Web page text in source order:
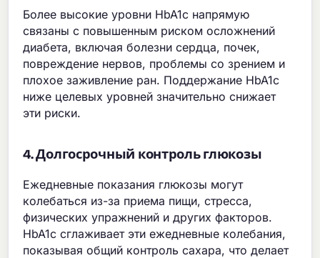
Более высокие уровни HbA1c напрямую
связаны с повышенным риском осложнений
диабета, включая болезни сердца, почек,
повреждение нервов, проблемы со зрением и
плохое заживление ран. Поддержание HbA1c
ниже целевых уровней значительно снижает
эти риски.
4. Долгосрочный контроль глюкозы
Ежедневные показания глюкозы могут
колебаться из-за приема пищи, стресса,
физических упражнений и других факторов.
HbA1c сглаживает эти ежедневные колебания,
показывая общий контроль сахара, что делает